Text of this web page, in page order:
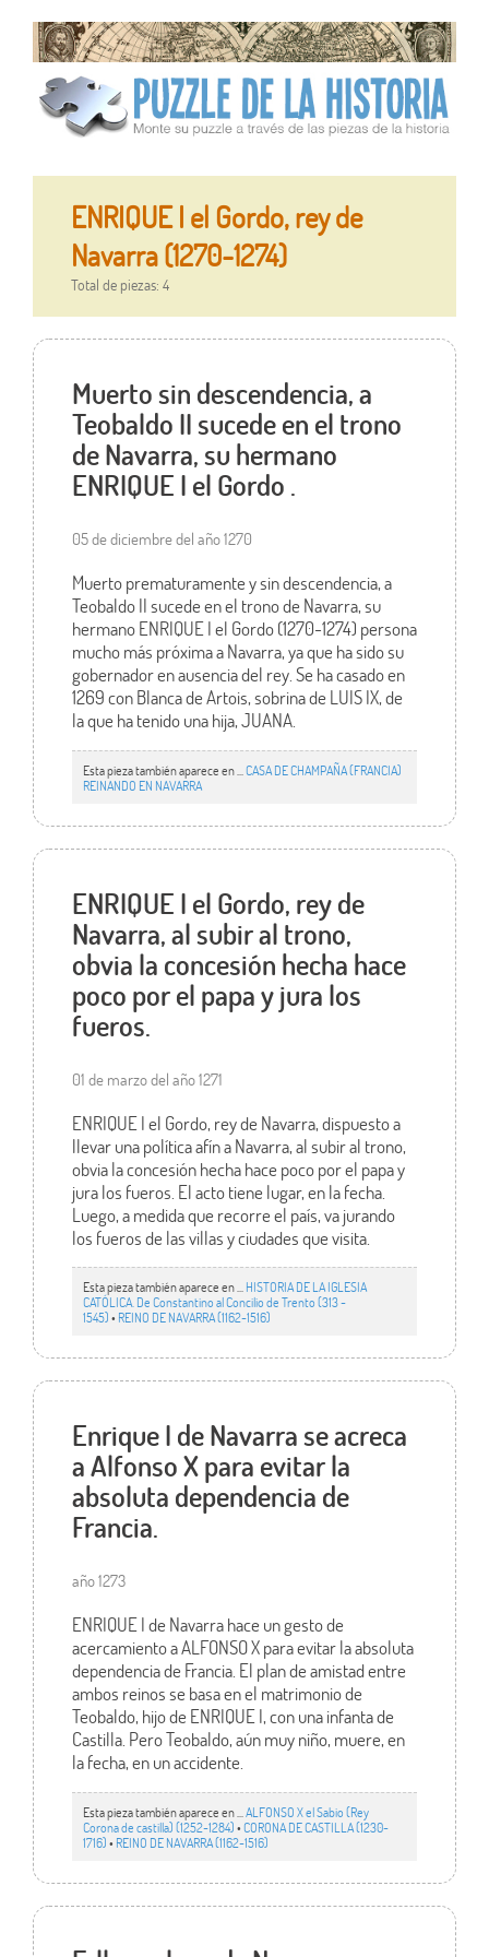
ENRIQUE I el Gordo, rey de
Navarra (1270-1274)
Total de piezas: 4
Muerto sin descendencia, a
Teobaldo II sucede en el trono
de Navarra, su hermano
ENRIQUE I el Gordo .
05 de diciembre del año 1270
Muerto prematuramente y sin descendencia, a
Teobaldo II sucede en el trono de Navarra, su
hermano ENRIQUE I el Gordo (1270-1274) persona
mucho más próxima a Navarra, ya que ha sido su
gobernador en ausencia del rey. Se ha casado en
1269 con Blanca de Artois, sobrina de LUIS IX, de
la que ha tenido una hija, JUANA.
Esta pieza también aparece en ... CASA DE CHAMPAÑA (FRANCIA)
REINANDO EN NAVARRA
ENRIQUE I el Gordo, rey de
Navarra, al subir al trono,
obvia la concesión hecha hace
poco por el papa y jura los
fueros.
01 de marzo del año 1271
ENRIQUE I el Gordo, rey de Navarra, dispuesto a
llevar una política afín a Navarra, al subir al trono,
obvia la concesión hecha hace poco por el papa y
jura los fueros. El acto tiene lugar, en la fecha.
Luego, a medida que recorre el país, va jurando
los fueros de las villas y ciudades que visita.
Esta pieza también aparece en ... HISTORIA DE LA IGLESIA
CATÓLICA. De Constantino al Concilio de Trento (313 -
1545)• REINO DE NAVARRA (1162-1516)
Enrique I de Navarra se acreca
a Alfonso X para evitar la
absoluta dependencia de
Francia.
año 1273
ENRIQUE I de Navarra hace un gesto de
acercamiento a ALFONSO X para evitar la absoluta
dependencia de Francia. El plan de amistad entre
ambos reinos se basa en el matrimonio de
Teobaldo, hijo de ENRIQUE I, con una infanta de
Castilla. Pero Teobaldo, aún muy niño, muere, en
la fecha, en un accidente.
Esta pieza también aparece en ... ALFONSO X el Sabio (Rey
Corona de castilla) (1252-1284)•CORONA DE CASTILLA (1230-
1716)• REINO DE NAVARRA (1162-1516)